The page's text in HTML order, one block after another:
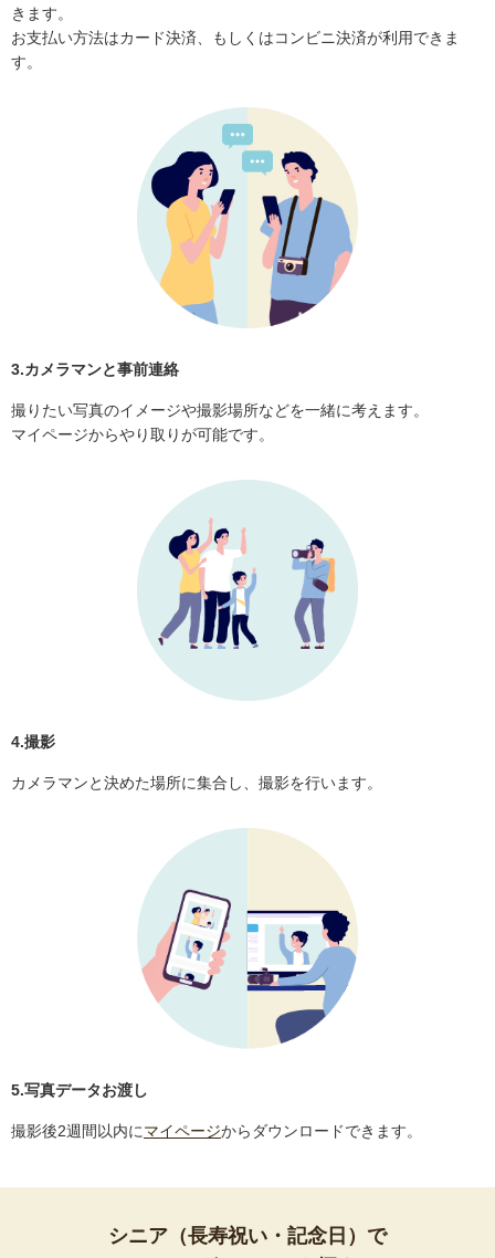
きます。
お支払い方法はカード決済、もしくはコンビニ決済が利用できま
す。
3.カメラマンと事前連絡
撮りたい写真のイメージや撮影場所などを一緒に考えます。
マイページからやり取りが可能です。
4.撮影
カメラマンと決めた場所に集合し、撮影を行います。
5.写真データお渡し
撮影後2週間以内にマイページからダウンロードできます。
シニア（長寿祝い・記念日）で